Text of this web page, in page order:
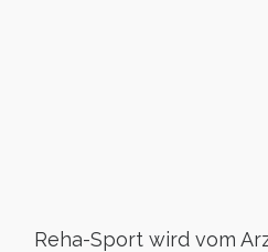
Reha-Sport wird vom